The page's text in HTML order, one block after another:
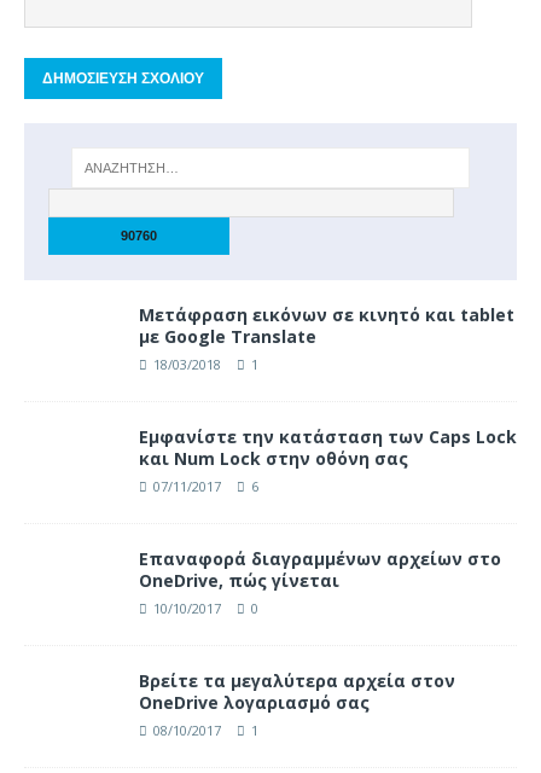
Μετάφραση εικόνων σε κινητό και tablet
με Google Translate
18/03/2018 1
Eμφανίστε την κατάσταση των Caps Lock
και Num Lock στην οθόνη σας
07/11/2017 6
Επαναφορά διαγραμμένων αρχείων στο
OneDrive, πώς γίνεται
10/10/2017 0
Βρείτε τα μεγαλύτερα αρχεία στον
OneDrive λογαριασμό σας
08/10/2017 1